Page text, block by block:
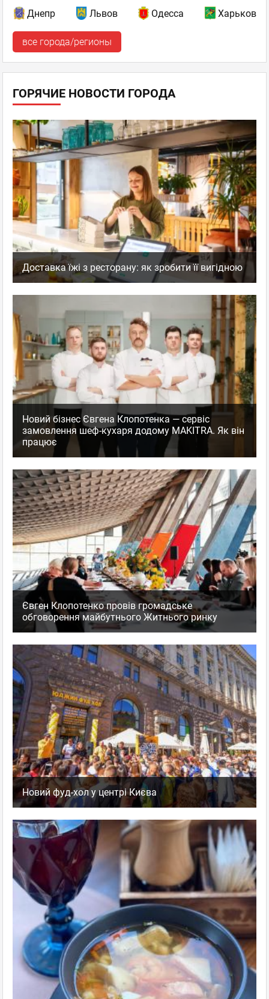
Днепр Львов Одесса Харьков
все города/регионы
ГОРЯЧИЕ НОВОСТИ ГОРОДА
Доставка їжі з ресторану: як зробити її вигідною
Новий бізнес Євгена Клопотенка — сервіс
замовлення шеф-кухаря додому MAKITRA. Як він
працює
Євген Клопотенко провів громадське
обговорення майбутнього Житнього ринку
Новий фуд-хол у центрі Києва